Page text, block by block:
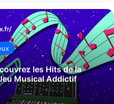
les Hits de la
Musical Addictif